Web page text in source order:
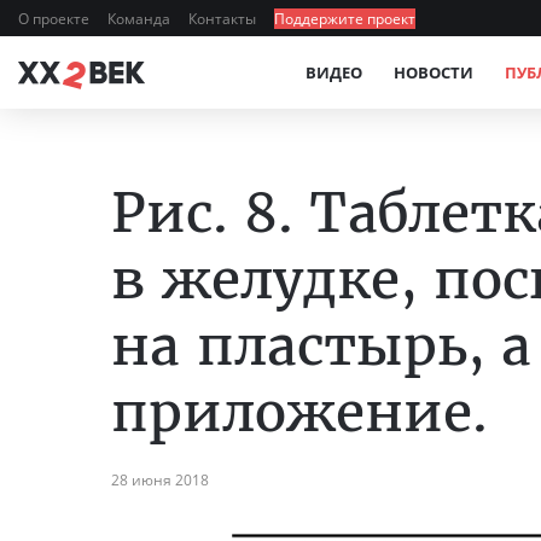
О проекте Команда Контакты Поддержите проект
ВИДЕО НОВОСТИ
Рис. 8.
в желудке,
на пластырь,
приложение.
28 июня 2018